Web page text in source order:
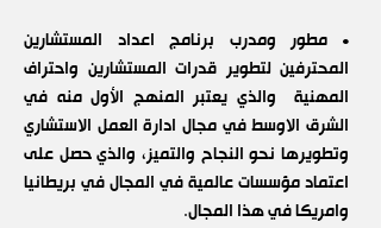
• مطور ومدرب برنامج اعداد المستشارين
المحترفين لتطوير قدرات المستشارين واحتراف
المهنية والذي يعتبر المنهج الأول منه في
الشرق الاوسط في مجال ادارة العمل الاستشاري
وتطويرها نحو النجاح والتميز، والذي حصل على
اعتماد مؤسسات عالمية في المجال في بريطانيا
وامريكا في هذا المجال.